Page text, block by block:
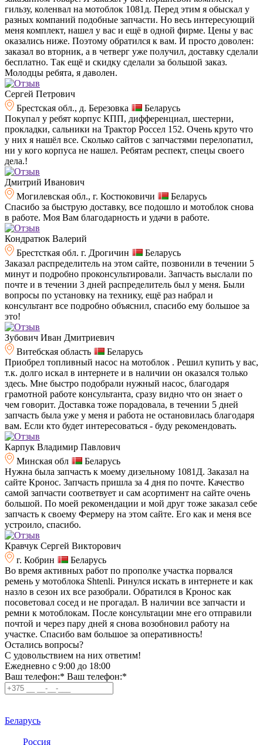
гильзу, коленвал на мотоблок 1081д. Перед этим я обыскал у
разных компаний подобные запчасти. Но весь интересующий
меня комплект, нашел у вас и ещё в одной фирме. Цены у вас
оказались ниже. Поэтому обратился к вам. И просто доволен:
заказал во вторник, а в четверг уже получил, доставку сделали
бесплатно. Так ещё и скидку сделали за большой заказ.
Молодцы ребята, я даволен.
Сергей Петрович
Брестская обл., д. Березовка
Беларусь
Покупал у ребят корпус КПП, дифференциал, шестерни,
прокладки, сальники на Трактор Россел 152. Очень круто что
у них я нашёл все. Сколько сайтов с запчастями перелопатил,
ни у кого корпуса не нашел. Ребятам респект, спецы своего
дела.!
Дмитрий Иванович
Могилевская обл., г. Костюковичи
Беларусь
Спасибо за быструю доставку, все подошло и мотоблок снова
в работе. Моя Вам благодарность и удачи в работе.
Кондратюк Валерий
Брестсткая обл. г. Дрогичин
Беларусь
Заказал распределитель на этом сайте, позвонили в течении 5
минут и подробно проконсультировали. Запчасть выслали по
почте и в течении 3 дней распределитель был у меня. Были
вопросы по установку на технику, ещё раз набрал и
консультант все подробно объяснил, спасибо ему большое за
это!
Зубович Иван Дмитриевич
Витебская область
Беларусь
Приобрел топливный насос на мотоблок . Решил купить у вас,
т.к. долго искал в интернете и в наличии он оказался только
здесь. Мне быстро подобрали нужный насос, благодаря
грамотной работе консультанта, сразу видно что он знает о
чем говорит. Доставка тоже порадовала, в течении 5 дней
запчасть была уже у меня и работа не остановилась благодаря
вам. Если кто будет интересоваться - буду рекомендовать.
Карпук Владимир Павлович
Минская обл
Беларусь
Нужна была запчасть к моему дизельному 1081Д. Заказал на
сайте Кронос. Запчасть пришла за 4 дня по почте. Качество
самой запчасти соответвует и сам асортимент на сайте очень
большой. По моей рекомендации и мой друг тоже заказал себе
запчасть к своему Фермеру на этом сайте. Его как и меня все
устроило, спасибо.
Кравчук Сергей Викторович
г. Кобрин
Беларусь
Во время активных работ по прополке участка порвался
ремень у мотоблока Shtenli. Ринулся искать в интернете и как
назло в сезон их все разобрали. Обратился в Кронос как
посоветовал сосед и не прогадал. В наличии все запчасти и
ремни к мотоблокам. После консультации мне его отправили
почтой и через пару дней я снова возобновил работу на
участке. Спасибо вам большое за оперативность!
Остались вопросы?
C удовольствием на них ответим!
Ежедневно с 9:00 до 18:00
Ваш телефон:* Ваш телефон:*
Беларусь
Россия